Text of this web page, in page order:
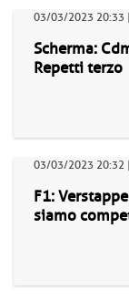
03/03/2023 20:33
Scherma:
Repetti terzo
03/03/2023 20:32
F1:
siamo